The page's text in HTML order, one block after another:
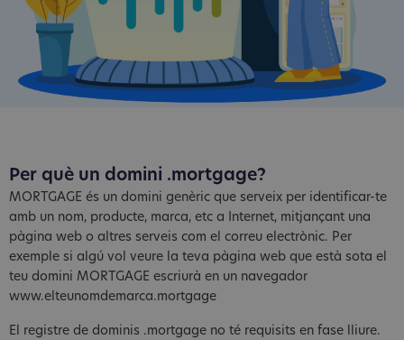
Per què un domini .mortgage?
MORTGAGE és un domini genèric que serveix per identificar-te
amb un nom, producte, marca, etc a Internet, mitjançant una
pàgina web o altres serveis com el correu electrònic. Per
exemple si algú vol veure la teva pàgina web que està sota el
teu domini MORTGAGE escriurà en un navegador
www.elteunomdemarca.mortgage
El registre de dominis .mortgage no té requisits en fase lliure.